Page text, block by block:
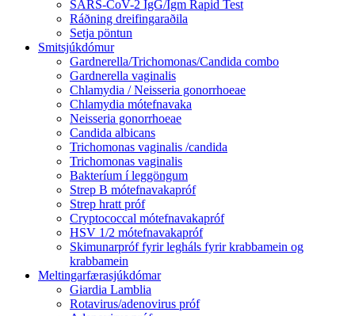
SARS-CoV-2 IgG/Igm Rapid Test
Ráðning dreifingaraðila
Setja pöntun
Smitsjúkdómur
Gardnerella/Trichomonas/Candida combo
Gardnerella vaginalis
Chlamydia / Neisseria gonorrhoeae
Chlamydia mótefnavaka
Neisseria gonorrhoeae
Candida albicans
Trichomonas vaginalis /candida
Trichomonas vaginalis
Bakteríum í leggöngum
Strep B mótefnavakapróf
Strep hratt próf
Cryptococcal mótefnavakapróf
HSV 1/2 mótefnavakapróf
Skimunarpróf fyrir legháls fyrir krabbamein og
krabbamein
Meltingarfærasjúkdómar
Giardia Lamblia
Rotavirus/adenovirus próf